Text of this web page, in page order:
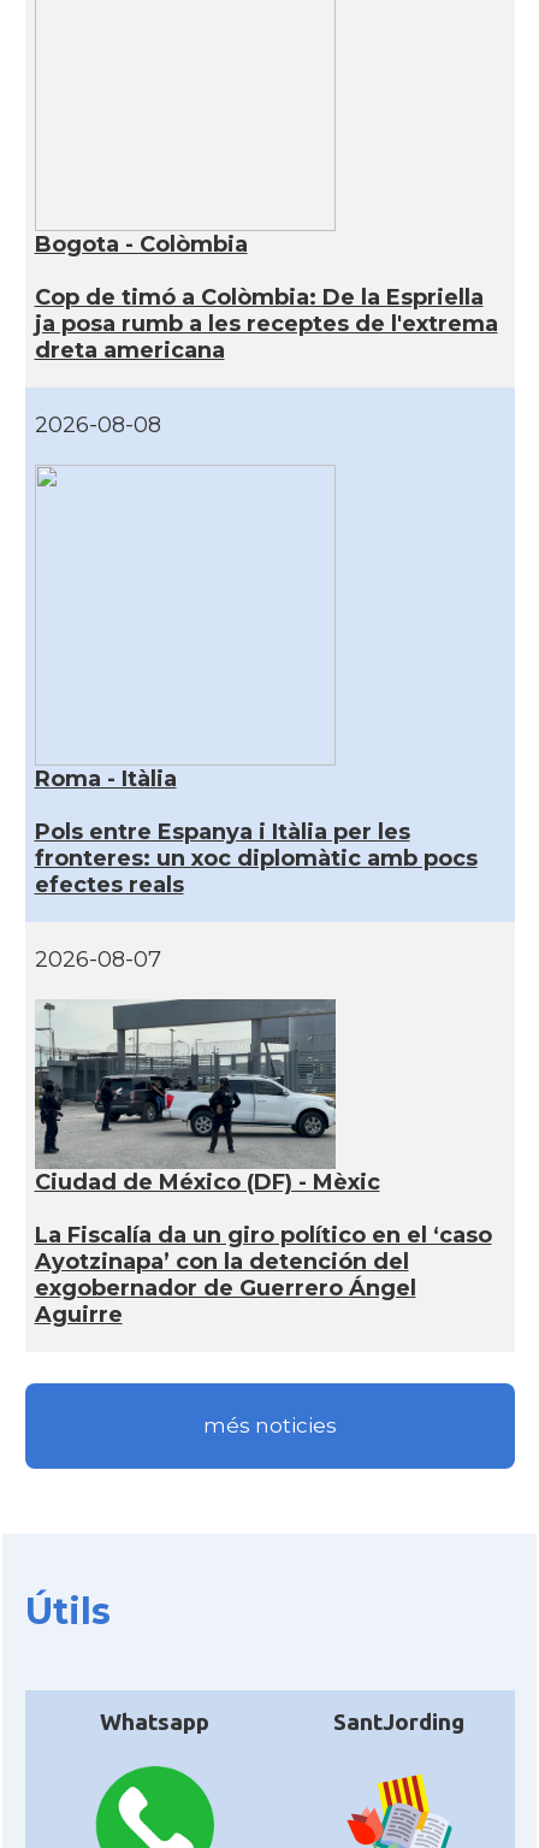
Bogota - Colòmbia
Cop de timó a Colòmbia: De la Espriella
ja posa rumb a les receptes de l'extrema
dreta americana
2026-08-08
Roma - Itàlia
Pols entre Espanya i Itàlia per les
fronteres: un xoc diplomàtic amb pocs
efectes reals
2026-08-07
Ciudad de México (DF) - Mèxic
La Fiscalía da un giro político en el ‘caso
Ayotzinapa’ con la detención del
exgobernador de Guerrero Ángel
Aguirre
més noticies
Útils
Whatsapp SantJording